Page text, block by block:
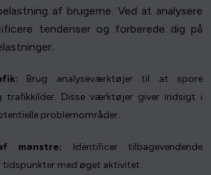
af brugerne. Ved at analysere
tendenser og forberede dig på
Brug analyseværktøjer til at spore
trafikkilder. Disse værktøjer giver indsigt i
problemområder.
mønstre: Identificer tilbagevendende
tidspunkter med øget aktivitet.